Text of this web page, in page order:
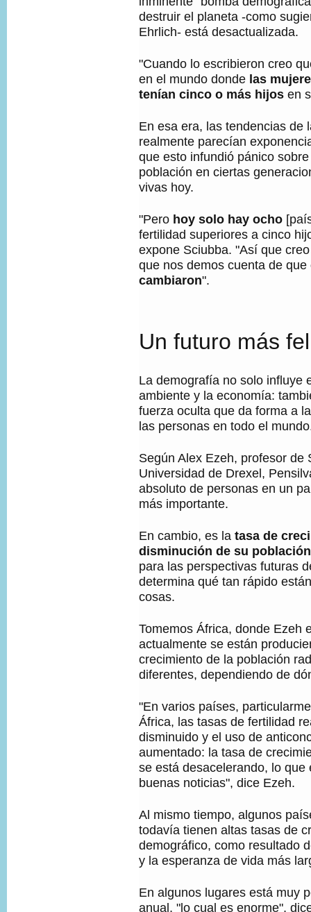
destruir el planeta -como
Ehrlich- está desactualizada.
"Cuando lo escribieron creo
en el mundo donde las
tenían cinco o más hijos en
En esa era, las tendencias de
realmente parecían
que esto infundió pánico
población en ciertas
vivas hoy.
"Pero hoy solo hay ocho
fertilidad superiores a cinco
expone Sciubba. "Así que
que nos demos cuenta de que
cambiaron".
Un futuro más
La demografía no solo influye
ambiente y la economía:
fuerza oculta que da forma a
las personas en todo el
Según Alex Ezeh, profesor de
Universidad de Drexel,
absoluto de personas en un
más importante.
En cambio, es la tasa de
disminución de su población
para las perspectivas futuras
determina qué tan rápido
cosas.
Tomemos África, donde Ezeh
actualmente se están
crecimiento de la población
diferentes, dependiendo de
"En varios países,
África, las tasas de fertilidad
disminuido y el uso de
aumentado: la tasa de
se está desacelerando, lo que
buenas noticias", dice Ezeh.
Al mismo tiempo, algunos
todavía tienen altas tasas de
demográfico, como resultado
y la esperanza de vida más
En algunos lugares está muy
anual, "lo cual es enorme",